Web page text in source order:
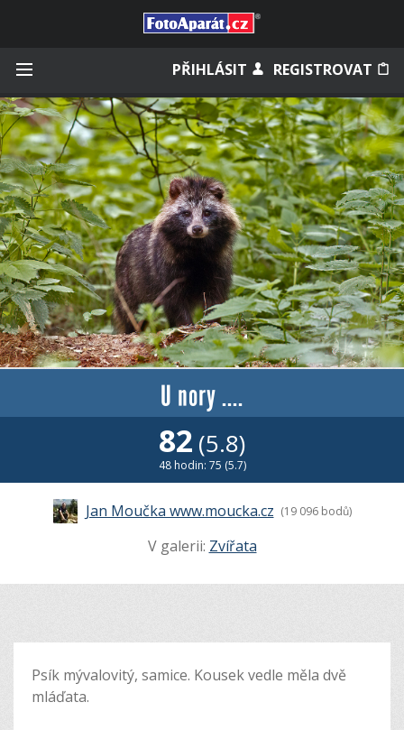
PŘIHLÁSIT REGISTROVAT
Zapamatovat
Zapomněli jste heslo?
Měli jste účet na starém webu?
U nory ....
82 (5.8)
48 hodin: 75 (5.7)
Jan Moučka www.moucka.cz (19 096 bodů)
V galerii: Zvířata
Psík mývalovitý, samice. Kousek vedle měla dvě
mláďata.